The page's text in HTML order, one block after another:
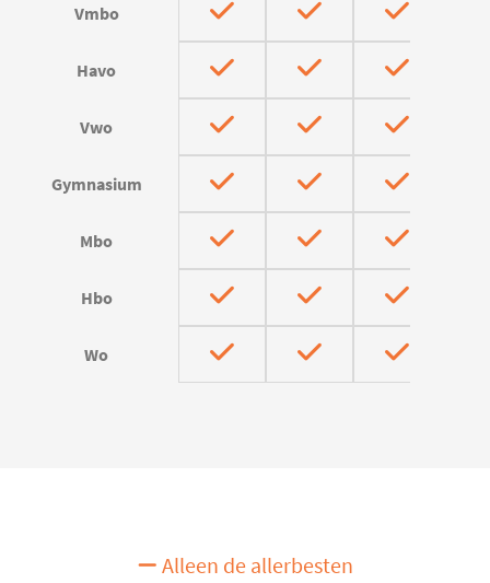
Vmbo
Havo
Vwo
Gymnasium
Mbo
Hbo
Wo
Alleen de allerbesten